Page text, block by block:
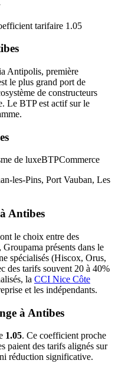
tarifaire 1.05
Antipolis, première
le plus grand port de
de constructeurs
Le BTP est actif sur le
de luxeBTPCommerce
les-Pins, Port Vauban, Les
Antibes
le choix entre des
présents dans le
spécialisés (Hiscox, Orus,
des tarifs souvent 20 à 40%
la CCI Nice Côte
et les indépendants.
à Antibes
1.05. Ce coefficient proche
paient des tarifs alignés sur
réduction significative.